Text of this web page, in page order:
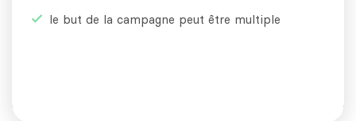
le but de la campagne peut être multiple